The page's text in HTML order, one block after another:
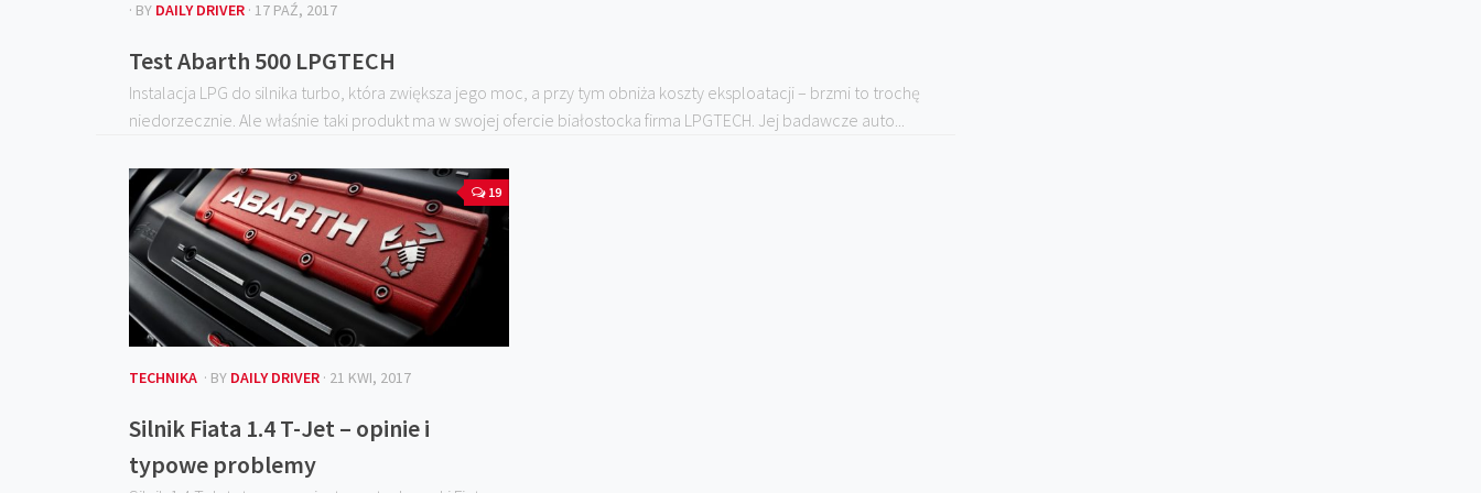
· BY DAILY DRIVER · 17 PAŹ, 2017
Test Abarth 500 LPGTECH
Instalacja LPG do silnika turbo, która zwiększa jego moc, a przy tym obniża koszty eksploatacji – brzmi to trochę
niedorzecznie. Ale właśnie taki produkt ma w swojej ofercie białostocka firma LPGTECH. Jej badawcze auto...
19
TECHNIKA · BY DAILY DRIVER · 21 KWI, 2017
Silnik Fiata 1.4 T-Jet – opinie i
typowe problemy